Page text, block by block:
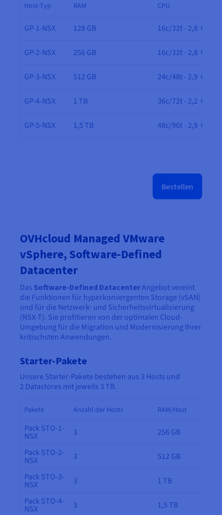
Host-Typ RAM CPU
GP-1-NSX 128 GB 16c/32t - 2,8 GHz
GP-2-NSX 256 GB 16c/32t - 2,8 GHz
GP-3-NSX 512 GB 24c/48t - 2,9 GHz
GP-4-NSX 1 TB 36c/72t - 2,2 GHz
GP-5-NSX 1,5 TB 48c/96t - 2,9 GHz
Bestellen
OVHcloud Managed VMware
vSphere, Software-Defined
Datacenter
Das Software-Defined DatacenterAngebot vereint
die Funktionen für hyperkonvergenten Storage (vSAN)
und für die Netzwerk- und Sicherheitsvirtualisierung
(NSX-T). Sie profitieren von der optimalen Cloud-
Umgebung für die Migration und Modernisierung Ihrer
kritischsten Anwendungen.
Starter-Pakete
Unsere Starter-Pakete bestehen aus 3 Hosts und
2 Datastores mit jeweils 3 TB.
Pakete Anzahl der Hosts RAM/Host
Pack STO-1-
NSX 3
256 GB
Pack STO-2-
NSX 3
512 GB
Pack STO-3-
NSX 3
1 TB
Pack STO-4-
NSX 3 1,5 TB